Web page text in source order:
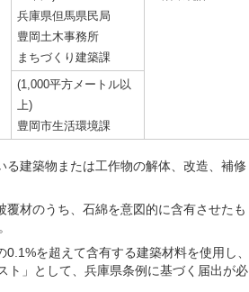
兵庫県但馬県民局
豊岡土木事務所
まちづくり建築課
(1,000平方メートル以
上)
豊岡市生活環境課
る建築物または工作物の解体、改造、補修
覆材のうち、石綿を意図的に含有させたも
を超えて含有する建築材料を使用し、
ト」として、兵庫県条例に基づく届出が必